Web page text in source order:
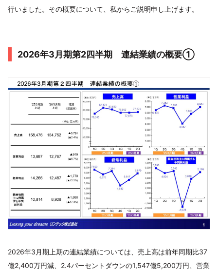
行いました。その概要について、私からご説明申し上げます。
2026年3月期第2四半期 連結業績の概要①
2026年3月期上期の連結業績については、売上高は前年同期比37
億2,400万円減、2.4パーセントダウンの1,547億5,200万円、営業